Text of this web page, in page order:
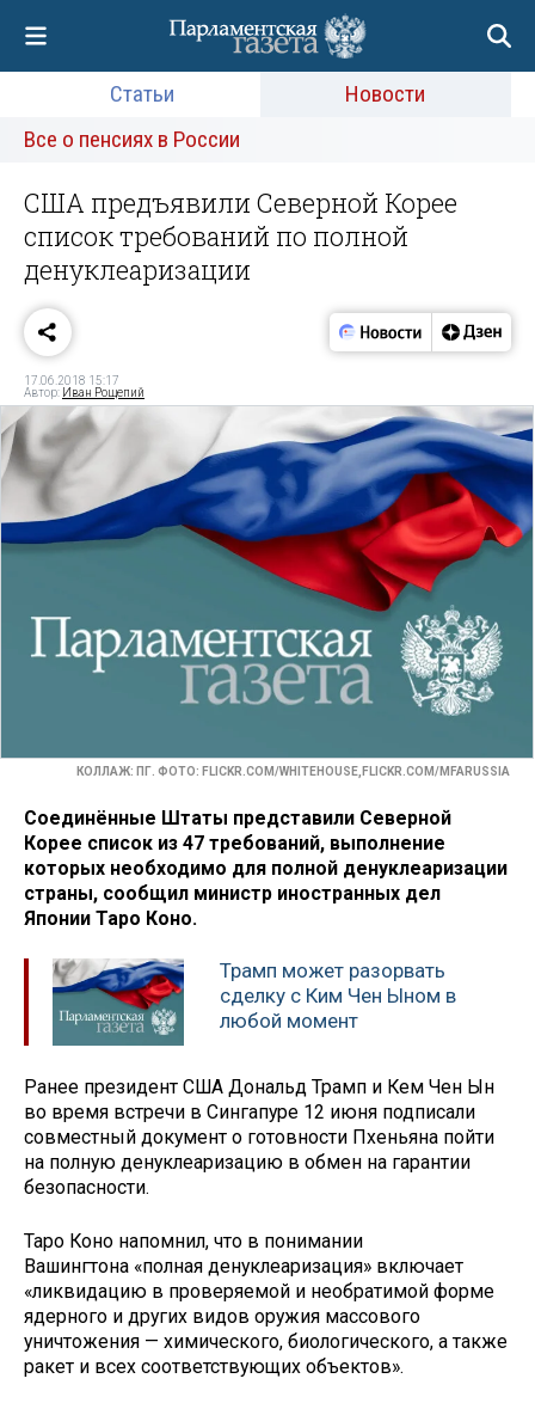
Статьи
Новости
Все о пенсиях в России
США предъявили Северной Корее
список требований по полной
денуклеаризации
17.06.2018 15:17
Автор: Иван Рощепий
КОЛЛАЖ: ПГ. ФОТО: FLICKR.COM/WHITEHOUSE,FLICKR.COM/MFARUSSIA
Соединённые Штаты представили Северной
Корее список из 47 требований, выполнение
которых необходимо для полной денуклеаризации
страны, сообщил министр иностранных дел
Японии Таро Коно.
Трамп может разорвать
сделку с Ким Чен Ыном в
любой момент
Ранее президент США Дональд Трамп и Кем Чен Ын
во время встречи в Сингапуре 12 июня подписали
совместный документ о готовности Пхеньяна пойти
на полную денуклеаризацию в обмен на гарантии
безопасности.
Таро Коно напомнил, что в понимании
Вашингтона «полная денуклеаризация» включает
«ликвидацию в проверяемой и необратимой форме
ядерного и других видов оружия массового
уничтожения — химического, биологического, а также
ракет и всех соответствующих объектов».